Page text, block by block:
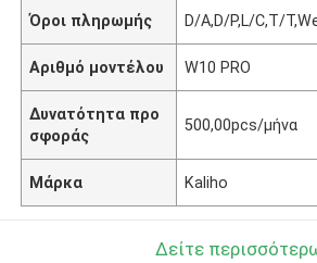
Όροι πληρωμής D/A,D/P,L/C,T/
Αριθμό μοντέλου W10 PRO
Δυνατότητα προ
σφοράς
500,00pcs/μήνα
Μάρκα Kaliho
Δείτε